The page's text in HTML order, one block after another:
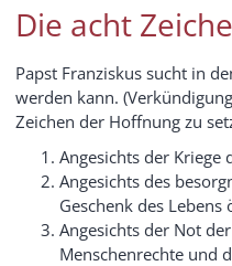
Die acht
Papst Franziskus sucht in
werden kann.
Zeichen der Hoffnung zu
Angesichts der Kriege
Angesichts des
Geschenk des Lebens
Angesichts der Not
Menschenrechte und